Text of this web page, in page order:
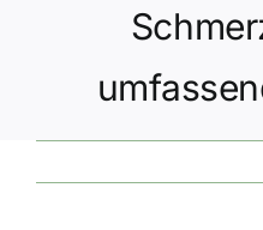
Datenschutz
Impressum